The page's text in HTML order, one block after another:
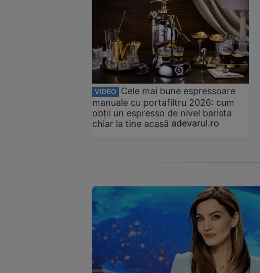
VIDEO
Cele mai bune espressoare
manuale cu portafiltru 2026: cum
obții un espresso de nivel barista
chiar la tine acasă adevarul.ro